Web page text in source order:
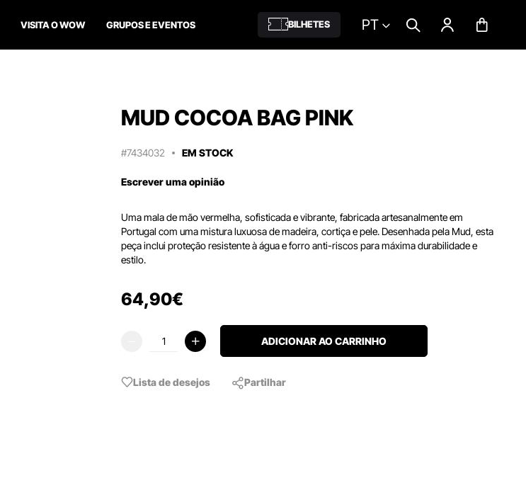
VISITA O WOW GRUPOS E EVENTOS BILHETES PT
MUD COCOA BAG PINK
#7434032 EM STOCK
Escrever uma opinião
Uma mala de mão vermelha, sofisticada e vibrante, fabricada artesanalmente em
Portugal com uma mistura luxuosa de madeira, cortiça e pele. Desenhada pela Mud, esta
peça inclui proteção resistente à água e forro anti-riscos para máxima durabilidade e
estilo.
64,90€
ADICIONAR AO CARRINHO
Lista de desejos Partilhar